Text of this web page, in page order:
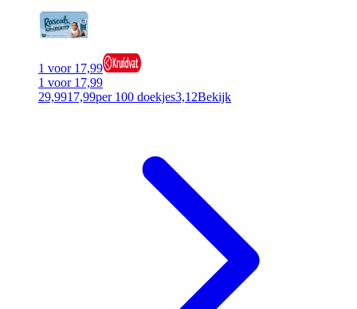
1 voor 17,99
1 voor 17,99
29,9917,99per 100 doekjes3,12Bekijk